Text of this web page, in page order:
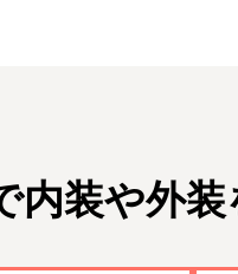
内装や外